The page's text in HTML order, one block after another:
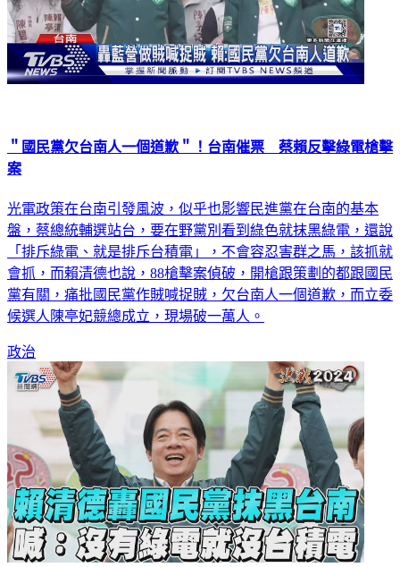
＂國民黨欠台南人一個道歉＂！台南催票 蔡賴反擊綠電槍擊
案
光電政策在台南引發風波，似乎也影響民進黨在台南的基本
盤，蔡總統輔選站台，要在野黨別看到綠色就抹黑綠電，還說
「排斥綠電、就是排斥台積電」，不會容忍害群之馬，該抓就
會抓，而賴清德也說，88槍擊案偵破，開槍跟策劃的都跟國民
黨有關，痛批國民黨作賊喊捉賊，欠台南人一個道歉，而立委
候選人陳亭妃競總成立，現場破一萬人。
政治